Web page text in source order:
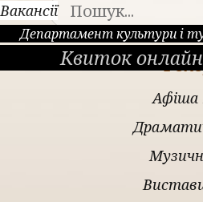
Вакансії
Департамент культури і
Квиток онлайн
Афіша